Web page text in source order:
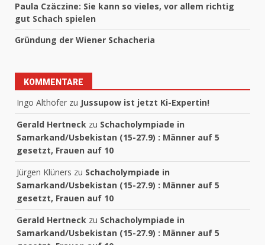
Paula Czäczine: Sie kann so vieles, vor allem richtig
gut Schach spielen
Gründung der Wiener Schacheria
KOMMENTARE
Ingo Althöfer zu Jussupow ist jetzt Ki-Expertin!
Gerald Hertneck zu Schacholympiade in
Samarkand/Usbekistan (15-27.9) : Männer auf 5
gesetzt, Frauen auf 10
Jürgen Klüners zu Schacholympiade in
Samarkand/Usbekistan (15-27.9) : Männer auf 5
gesetzt, Frauen auf 10
Gerald Hertneck zu Schacholympiade in
Samarkand/Usbekistan (15-27.9) : Männer auf 5